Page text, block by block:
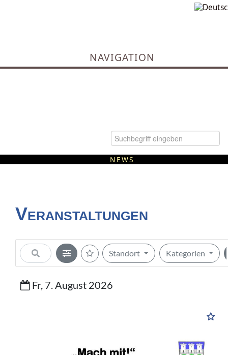
NAVIGATION
NEWS
Veranstaltungen